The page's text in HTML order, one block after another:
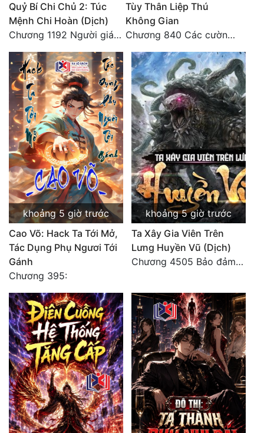
Quỷ Bí Chi Chủ 2: Túc
Mệnh Chi Hoàn (Dịch)
Chương 1192 Người giám thị
Tùy Thân Liệp Thú
Không Gian
Chương 840 Các cường giả Hằng Tinh cấp khác đâu?
khoảng 5 giờ trước
Cao Võ: Hack Ta Tới Mở,
Tác Dụng Phụ Ngươi Tới
Gánh
Chương 395:
khoảng 5 giờ trước
Ta Xây Gia Viên Trên
Lưng Huyền Vũ (Dịch)
Chương 4505 Bảo đảm nhất.